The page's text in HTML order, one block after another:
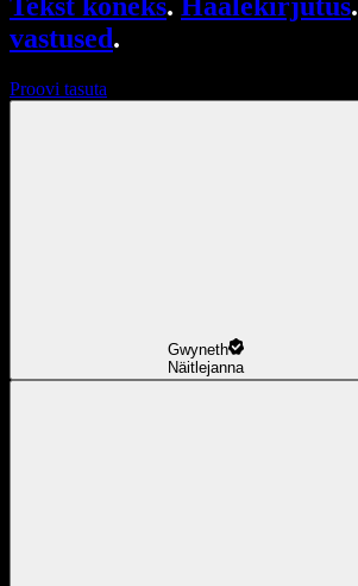
vastused.
Proovi tasuta
Gwyneth
Näitlejanna